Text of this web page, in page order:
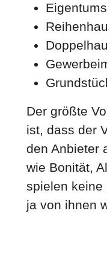
Der größte
ist, dass der
den Anbieter
wie Bonität,
spielen keine
ja von ihnen